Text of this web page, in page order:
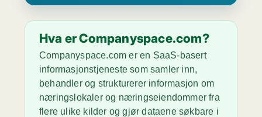
Hva er Companyspace.com?
Companyspace.com er en SaaS-basert
informasjonstjeneste som samler inn,
behandler og strukturerer informasjon om
næringslokaler og næringseiendommer fra
flere ulike kilder og gjør dataene søkbare i